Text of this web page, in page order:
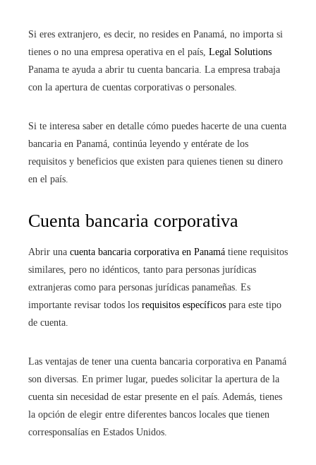
Si eres extranjero, es decir, no resides en Panamá, no importa si
tienes o no una empresa operativa en el país, Legal Solutions
Panama te ayuda a abrir tu cuenta bancaria. La empresa trabaja
con la apertura de cuentas corporativas o personales.
Si te interesa saber en detalle cómo puedes hacerte de una cuenta
bancaria en Panamá, continúa leyendo y entérate de los
requisitos y beneficios que existen para quienes tienen su dinero
en el país.
Cuenta bancaria corporativa
Abrir una cuenta bancaria corporativa en Panamá tiene requisitos
similares, pero no idénticos, tanto para personas jurídicas
extranjeras como para personas jurídicas panameñas. Es
importante revisar todos los requisitos específicos para este tipo
de cuenta.
Las ventajas de tener una cuenta bancaria corporativa en Panamá
son diversas. En primer lugar, puedes solicitar la apertura de la
cuenta sin necesidad de estar presente en el país. Además, tienes
la opción de elegir entre diferentes bancos locales que tienen
corresponsalías en Estados Unidos.